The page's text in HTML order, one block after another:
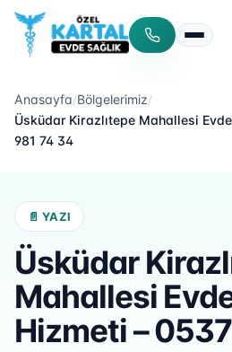
Menüyü
Anasayfa/Bölgelerimiz/
Üsküdar Kirazlıtepe Mahallesi
981 74 34
📄 YAZI
Üsküdar
Mahallesi
Hizmeti –